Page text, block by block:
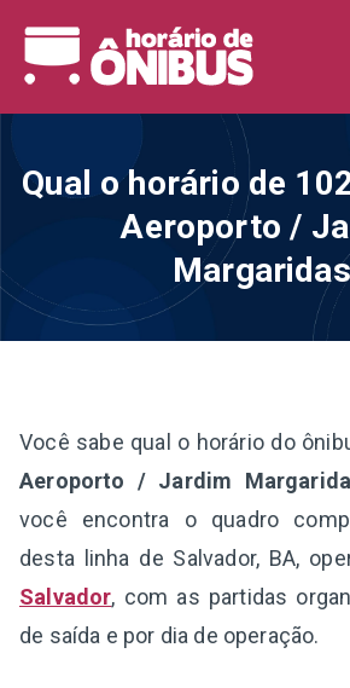
para
Horários
Qual o horário de
Aeroporto /
Você sabe qual o horário do
Aeroporto / Jardim
você encontra o quadro
desta linha de Salvador, BA,
Salvador, com as partidas
de saída e por dia de operação.